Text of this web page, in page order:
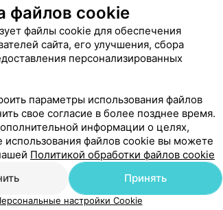
Еще
файлов cookie
файлы cookie для обеспечения
сайта, его улучшения, сбора
персонализированных
параметры использования файлов
свое согласие в более позднее время.
информации о целях,
использования файлов cookie вы можете
Политикой обработки файлов cookie
Принять
настройки Cookie